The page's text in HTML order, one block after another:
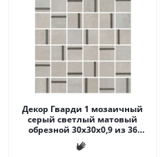
Декор Гварди 1 мозаичный
серый светлый матовый
обрезной 30x30x0,9 из 36
частей 4,8х4,8